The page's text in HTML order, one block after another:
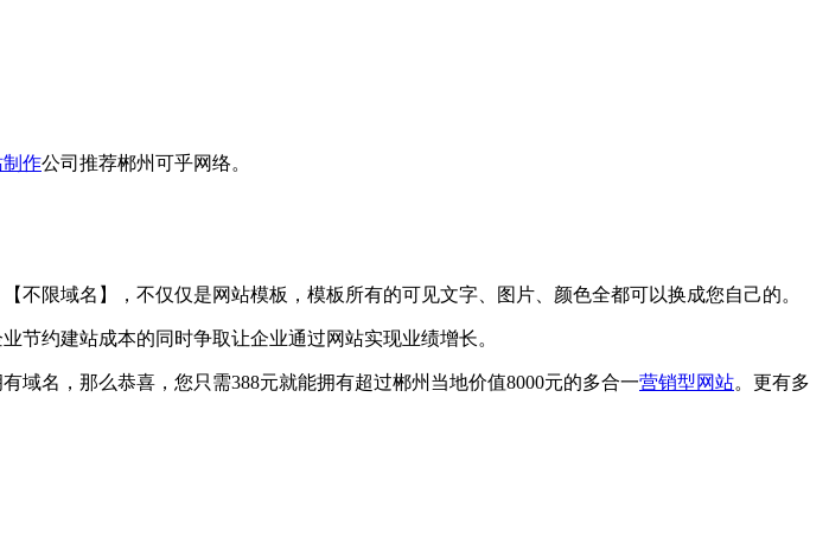
制作公司推荐郴州可乎网络。
不限域名】，不仅仅是网站模板，模板所有的可见文字、图片、颜色全都可以换成您自己的。
节约建站成本的同时争取让企业通过网站实现业绩增长。
名，那么恭喜，您只需388元就能拥有超过郴州当地价值8000元的多合一营销型网站。更有多